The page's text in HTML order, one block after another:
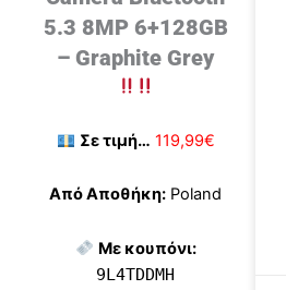
5.3 8MP 6+128GB
– Graphite Grey
Σε τιμή… 119,99€
Από Αποθήκη: Poland
Με κουπόνι:
9L4TDDMH